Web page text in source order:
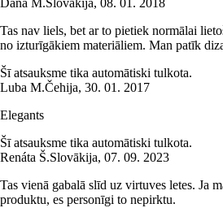
Dana M.Slovākija, 08. 01. 2018
Tas nav liels, bet ar to pietiek normālai
no izturīgākiem materiāliem. Man patīk
Šī atsauksme tika automātiski tulkota.
Luba M.Čehija, 30. 01. 2017
Elegants
Šī atsauksme tika automātiski tulkota.
Renáta Š.Slovākija, 07. 09. 2023
Tas vienā gabalā slīd uz virtuves letes. Ja
produktu, es personīgi to nepirktu.